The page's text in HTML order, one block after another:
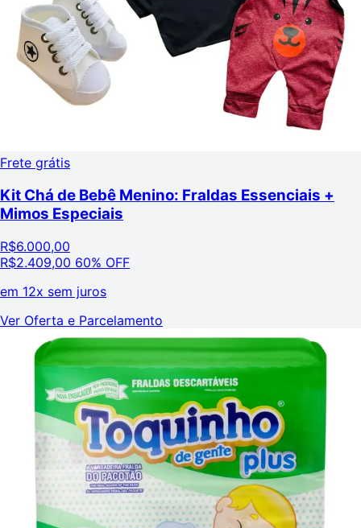
Frete grátis
Kit Chá de Bebê Menino: Fraldas Essenciais +
Mimos Especiais
R$6.000,00
R$2.409,00 60% OFF
em 12x sem juros
Ver Oferta e Parcelamento